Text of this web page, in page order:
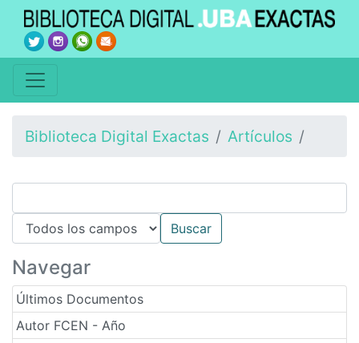
Biblioteca Digital Exactas Artículos
Navegar
Últimos Documentos
Autor FCEN - Año